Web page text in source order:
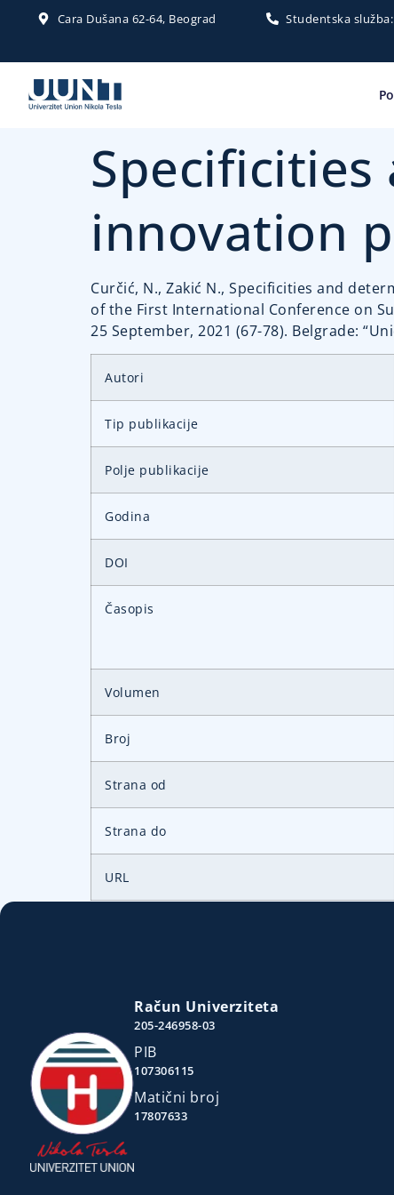
Cara Dušana 62-64, Beograd Studentska
innovation
Curčić, N., Zakić N., Specificities and
of the First International Conference on
25 September, 2021 (67-78). Belgrade:
Autori
Tip publikacije
Polje publikacije
Godina
DOI
Časopis
Volumen
Broj
Strana od
Strana do
URL
Račun Univerziteta
205-246958-03
PIB
107306115
Matični broj
17807633